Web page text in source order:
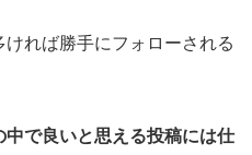
れば勝手にフォローされる
で良いと思える投稿には仕